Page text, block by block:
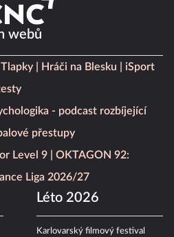
webů
Tlapky Hráči na Blesku
iSport
- podcast rozbíjející
přestupy
Level 9
OKTAGON 92:
Liga 2026/27
Léto 2026
Karlovarský filmový festival